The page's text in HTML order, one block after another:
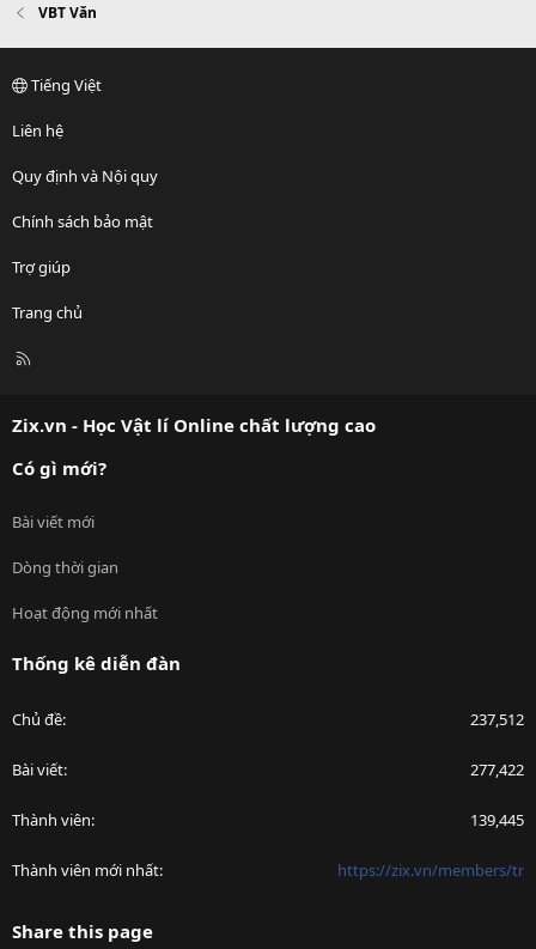
VBT Văn
Tiếng Việt
Liên hệ
Quy định và Nội quy
Chính sách bảo mật
Trợ giúp
Trang chủ
R
Zix.vn - Học Vật lí Online chất lượng cao
Có gì mới?
Bài viết mới
Dòng thời gian
Hoạt động mới nhất
Thống kê diễn đàn
Chủ đề 237,512
Bài viết 277,422
Thành viên 139,445
Thành viên mới nhất https://zix.vn/members/tr
Share this page